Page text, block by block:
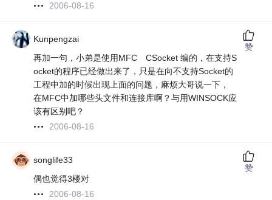
2006-08-16
Kunpengzai
再加一句，小弟是使用MFC CSocket 编的，在支持S
ocket的程序已经做出来了，只是在向不支持Socket的
工程中加的时候出现上面的问题，麻烦大哥说一下，
在MFC中加哪些头文件和连接库啊？与用WINSOCK应
该有区别吧？
2006-08-16
赞
songlife33
偶也觉得3楼对
2006-08-16
赞